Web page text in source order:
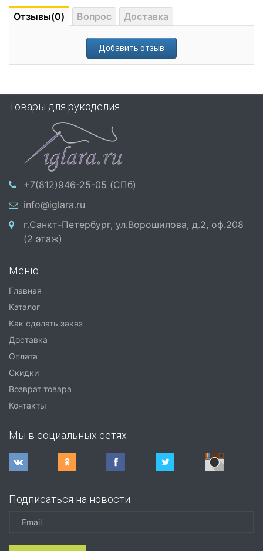
Отзывы(0) Вопрос Доставка
Добавить отзыв
Товары для рукоделия
+7(812)946-25-05 (СПб)
info@iglara.ru
г.Санкт-Петербург, ул.Ворошилова, д.2, оф.208
(2 этаж)
Меню
Главная
Каталог
Как сделать заказ
Доставка
Оплата
Скидки
Возврат товара
Контакты
Мы в социальных сетях
Подписаться на новости